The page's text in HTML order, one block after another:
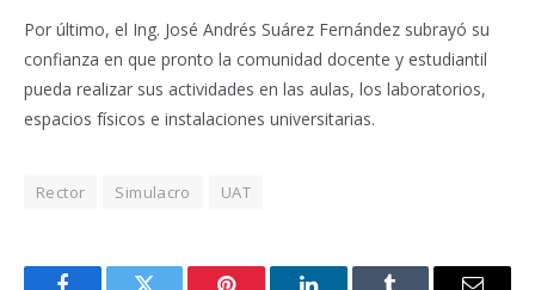
Por último, el Ing. José Andrés Suárez Fernández subrayó su
confianza en que pronto la comunidad docente y estudiantil
pueda realizar sus actividades en las aulas, los laboratorios,
espacios físicos e instalaciones universitarias.
Rector Simulacro UAT